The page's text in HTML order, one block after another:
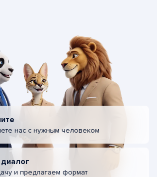
нас с нужным человеком
и предлагаем формат